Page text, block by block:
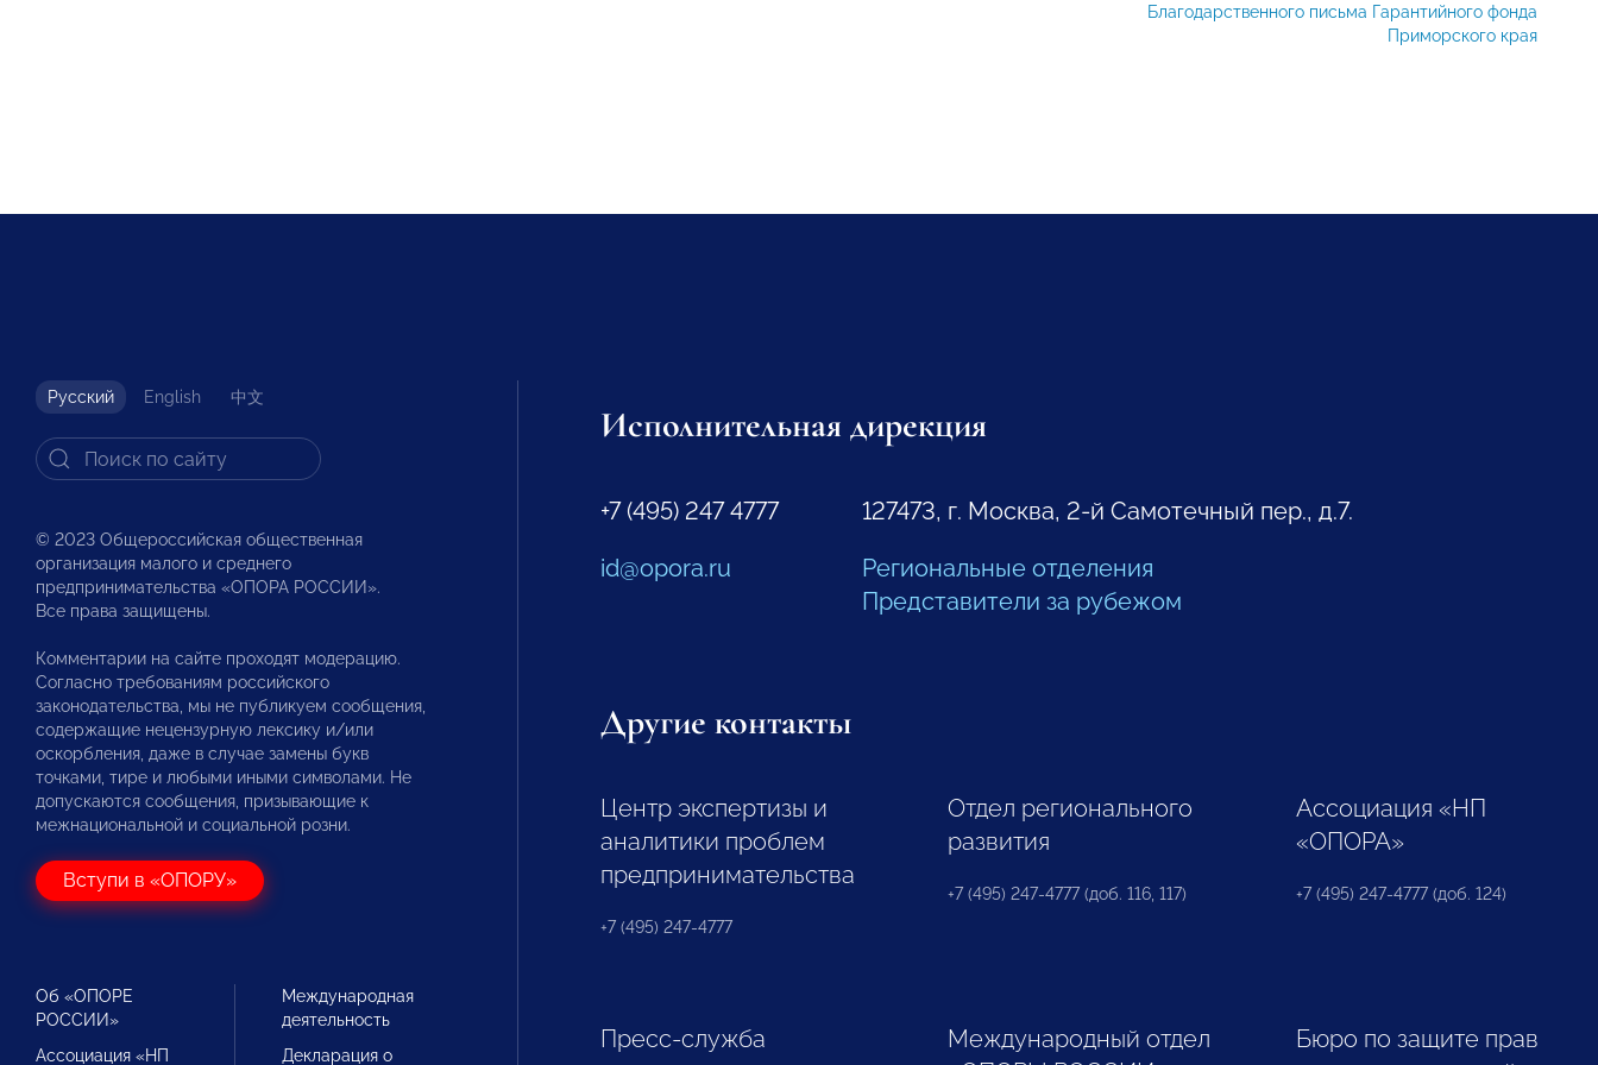
Благодарственного письма Гарантийного фонда
Приморского края
Русский English 中文
© 2023 Общероссийская общественная
организация малого и среднего
предпринимательства «ОПОРА РОССИИ».
Все права защищены.
Комментарии на сайте проходят модерацию.
Согласно требованиям российского
законодательства, мы не публикуем сообщения,
содержащие нецензурную лексику и/или
оскорбления, даже в случае замены букв
точками, тире и любыми иными символами. Не
допускаются сообщения, призывающие к
межнациональной и социальной розни.
Вступи в «ОПОРУ»
Об «ОПОРЕ
РОССИИ»
Ассоциация «НП
Международная
деятельность
Декларация о
Исполнительная дирекция
+7 (495) 247 4777
id@opora.ru
127473, г. Москва, 2-й Самотечный пер., д.7.
Региональные отделения
Представители за рубежом
Другие контакты
Центр экспертизы и
аналитики проблем
предпринимательства
+7 (495) 247-4777
Отдел регионального
развития
+7 (495) 247-4777 (доб. 116, 117)
Ассоциация «НП
«ОПОРА»
+7 (495) 247-4777 (доб. 124)
Пресс-служба
Международный отдел
Бюро по защите прав